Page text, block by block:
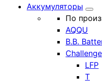
Аккумуляторы
По
AQQU
B.B.
LFP
T